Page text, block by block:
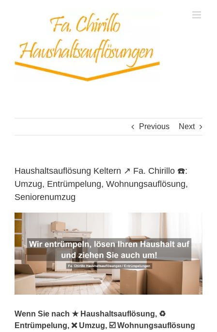
Previous Next
Haushaltsauflösung Keltern ↗️ Fa. Chirillo ☎️:
Umzug, Entrümpelung, Wohnungsauflösung,
Seniorenumzug
Wenn Sie nach ★ Haushaltsauflösung, ♻
Entrümpelung, ❌ Umzug, ☑️ Wohnungsauflösung